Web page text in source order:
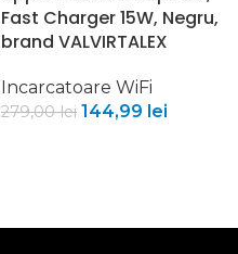
Fast Charger 15W, Negru,
brand VALVIRTALEX
Incarcatoare WiFi
279,00lei 144,99 lei